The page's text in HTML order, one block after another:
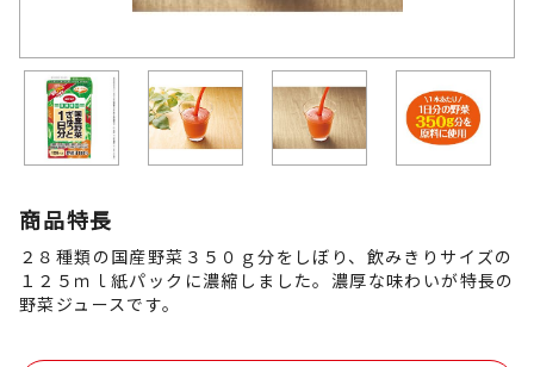
商品特長
２８種類の国産野菜３５０ｇ分をしぼり、飲みきりサイズの
１２５ｍｌ紙パックに濃縮しました。濃厚な味わいが特長の
野菜ジュースです。